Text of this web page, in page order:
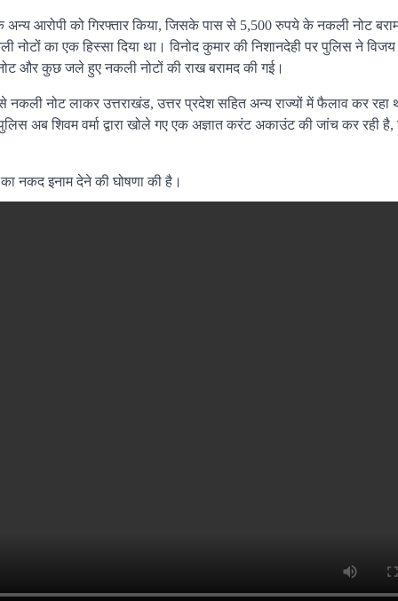
आरोपी को गिरफ्तार किया, जिसके पास से 5,500 रुपये के नकली नोट
नोटों का एक हिस्सा दिया था। विनोद कुमार की निशानदेही पर पुलिस ने
और कुछ जले हुए नकली नोटों की राख बरामद की गई।
नोट लाकर उत्तराखंड, उत्तर प्रदेश सहित अन्य राज्यों में फैलाव कर रहा
शिवम वर्मा द्वारा खोले गए एक अज्ञात करंट अकाउंट की जांच कर रही है,
नकद इनाम देने की घोषणा की है।